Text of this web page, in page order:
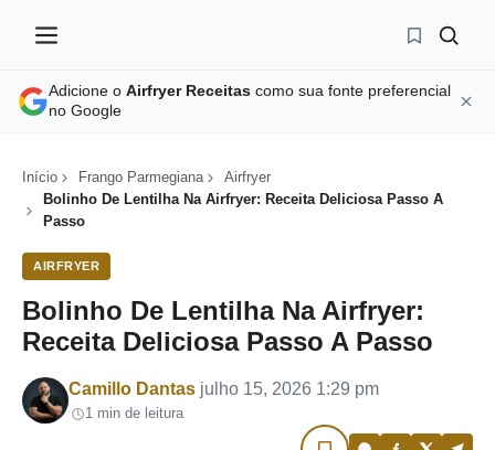
Adicione o Airfryer Receitas como sua fonte preferencial
no Google
Início Frango Parmegiana
Airfryer
Bolinho De Lentilha Na Airfryer: Receita Deliciosa Passo A
Passo
AIRFRYER
Bolinho De Lentilha Na Airfryer:
Receita Deliciosa Passo A Passo
Por
Camillo Dantas julho 15, 2026 1:29 pm
1 min de leitura